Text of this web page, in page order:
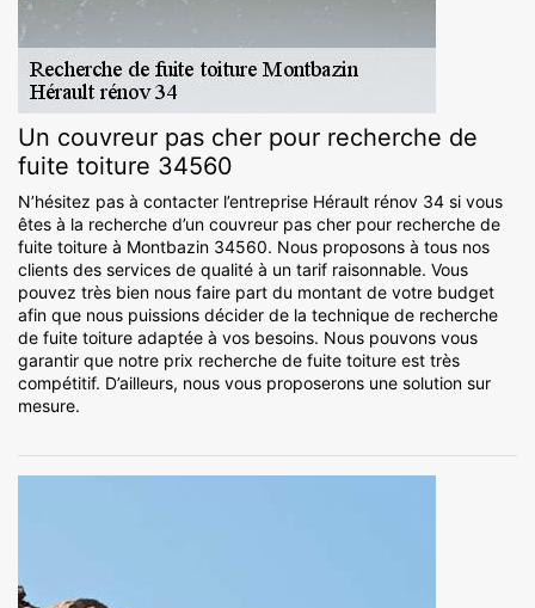
Un couvreur pas cher pour recherche de
fuite toiture 34560
N’hésitez pas à contacter l’entreprise Hérault rénov 34 si vous
êtes à la recherche d’un couvreur pas cher pour recherche de
fuite toiture à Montbazin 34560. Nous proposons à tous nos
clients des services de qualité à un tarif raisonnable. Vous
pouvez très bien nous faire part du montant de votre budget
afin que nous puissions décider de la technique de recherche
de fuite toiture adaptée à vos besoins. Nous pouvons vous
garantir que notre prix recherche de fuite toiture est très
compétitif. D’ailleurs, nous vous proposerons une solution sur
mesure.